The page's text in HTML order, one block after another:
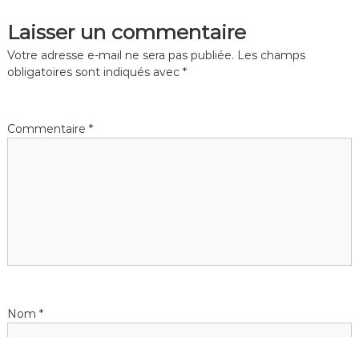
Laisser un commentaire
Votre adresse e-mail ne sera pas publiée. Les champs
obligatoires sont indiqués avec *
Commentaire *
Nom *